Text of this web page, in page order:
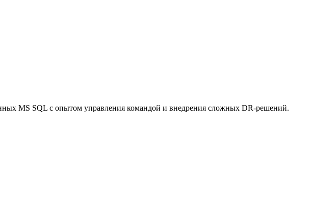
MS SQL с опытом управления командой и внедрения сложных DR-решений.